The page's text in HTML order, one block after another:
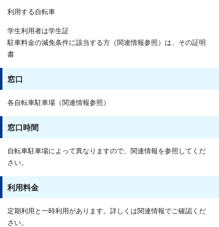
利用する自転車
学生利用者は学生証
駐車料金の減免条件に該当する方（関連情報参照）は、その証明
書
窓口
各自転車駐車場（関連情報参照）
窓口時間
自転車駐車場によって異なりますので、関連情報を参照してくだ
さい。
利用料金
定期利用と一時利用があります。詳しくは関連情報でご確認くだ
さい。